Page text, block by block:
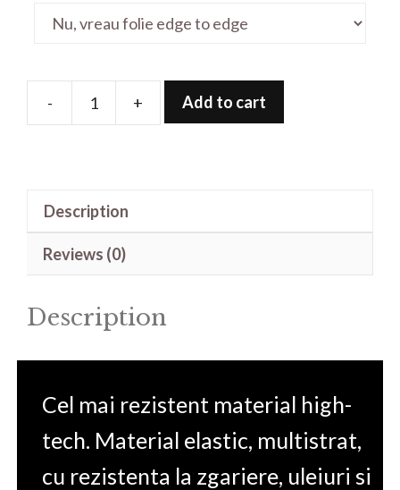
-
Folie
+ Add to cart
Description
Reviews (0)
Description
Cel mai rezistent material high-
tech. Material elastic, multistrat,
cu rezistenta la zgariere, uleiuri si